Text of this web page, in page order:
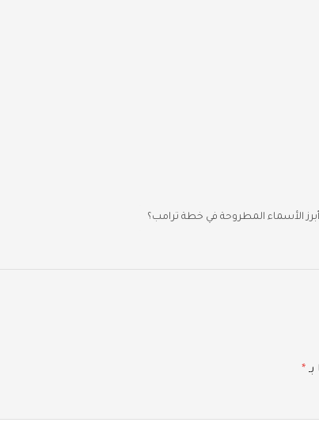
الأسماء المطروحة في خطة ترامب؟
*